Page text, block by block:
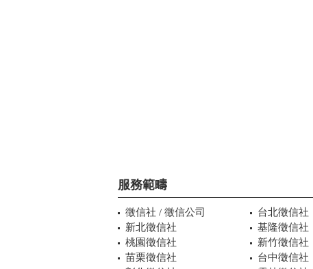
服務範疇
徵信社 / 徵信公司
台北徵信社
新北徵信社
基隆徵信社
桃園徵信社
新竹徵信社
苗栗徵信社
台中徵信社